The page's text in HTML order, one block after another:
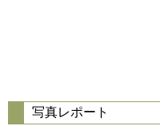
写真レポート